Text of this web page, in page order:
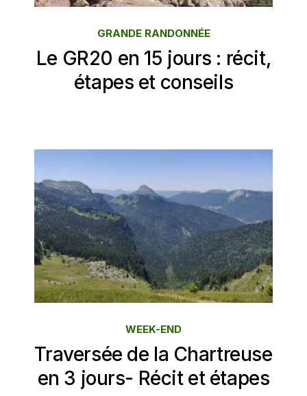
Le GR20 en 15 jours : récit,
étapes et conseils
GRANDE RANDONNÉE
Traversée de la Chartreuse
en 3 jours- Récit et étapes
WEEK-END